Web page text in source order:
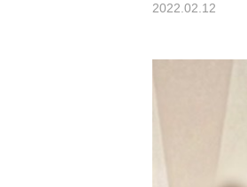
2022.02.12